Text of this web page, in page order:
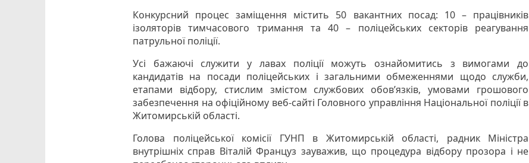
Конкурсний процес заміщення містить 50 вакантних посад: 10 – працівників
ізоляторів тимчасового тримання та 40 – поліцейських секторів реагування
патрульної поліції.
Усі бажаючі служити у лавах поліції можуть ознайомитись з вимогами до
кандидатів на посади поліцейських і загальними обмеженнями щодо служби,
етапами відбору, стислим змістом службових обов’язків, умовами грошового
забезпечення на офіційному веб-сайті Головного управління Національної поліції в
Житомирській області.
Голова поліцейської комісії ГУНП в Житомирській області, радник Міністра
внутрішніх справ Віталій Француз зауважив, що процедура відбору прозора і не